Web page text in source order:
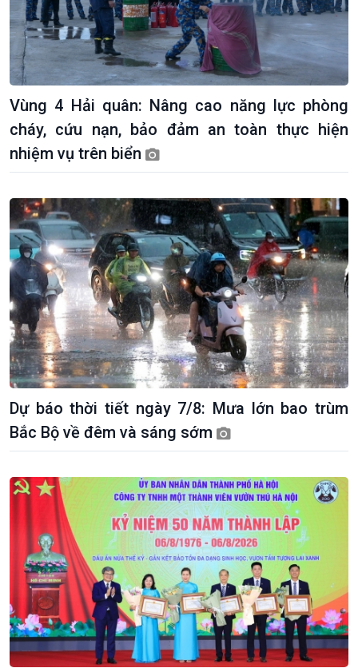
Kinh tế
Tin Kinh tế
Trước giờ mở cửa
Dòng chảy Kinh tế
Nông nghiệp & Biển đảo
Tin Nông nghiệp & Biển
đảo
Mùa vàng
Vùng 4 Hải quân: Nâng cao năng lực phòng
cháy, cứu nạn, bảo đảm an toàn thực hiện
nhiệm vụ trên biển
Dự báo thời tiết ngày 7/8: Mưa lớn bao trùm
Bắc Bộ về đêm và sáng sớm